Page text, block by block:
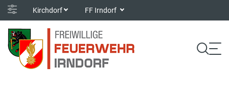
Kirchdorf FF Irndorf